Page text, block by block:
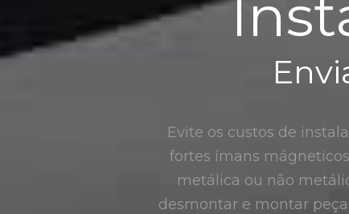
Evite os custos de
fortes ímans
metálica ou não
desmontar e montar